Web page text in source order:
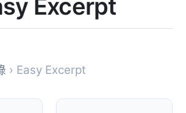
Excerpt
› Easy Excerpt